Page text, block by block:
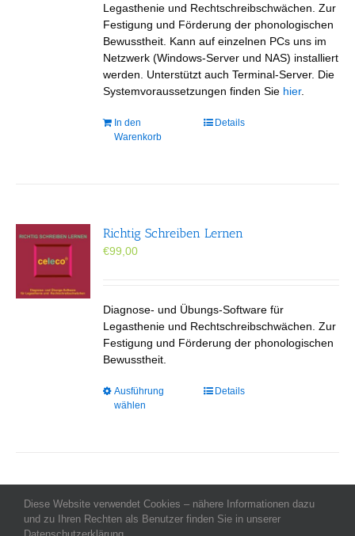
Legasthenie und Rechtschreibschwächen. Zur
Festigung und Förderung der phonologischen
Bewusstheit. Kann auf einzelnen PCs uns im
Netzwerk (Windows-Server und NAS) installiert
werden. Unterstützt auch Terminal-Server. Die
Systemvoraussetzungen finden Sie hier.
In den
Warenkorb
Details
Richtig Schreiben Lernen
€99,00
Diagnose- und Übungs-Software für
Legasthenie und Rechtschreibschwächen. Zur
Festigung und Förderung der phonologischen
Bewusstheit.
Ausführung
wählen
Dieses
Optionen
können
Details
Allgemeine Geschäftsbedingungen -Impressum-Datenschutz-
Kontakt- Copyright celeco®
Diese Website verwendet Cookies – nähere Informationen dazu
und zu Ihren Rechten als Benutzer finden Sie in unserer